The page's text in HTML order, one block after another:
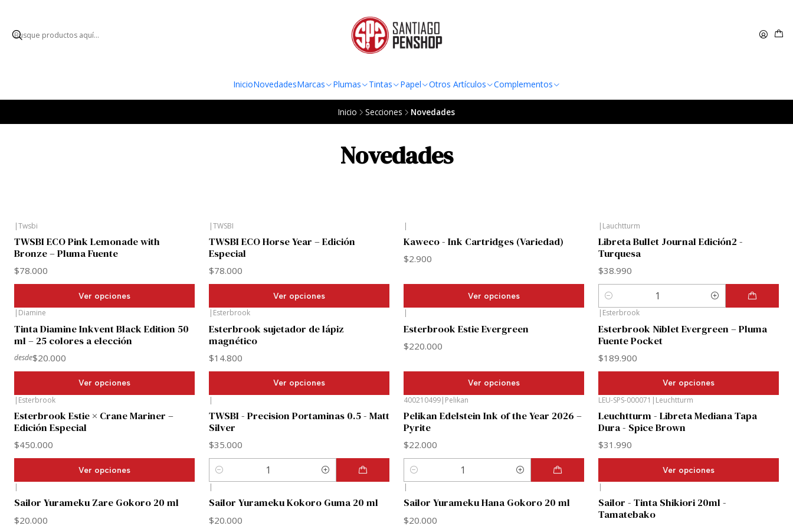
InicioNovedadesMarcas Plumas Tintas Papel Otros Artículos Complementos
Inicio Secciones Novedades
Novedades
|Twsbi
TWSBI ECO Pink Lemonade with
Bronze – Pluma Fuente
$78.000
Ver opciones
|TWSBI
TWSBI ECO Horse Year – Edición
Especial
$78.000
Ver opciones
|
Kaweco - Ink Cartridges (Variedad)
$2.900
Ver opciones
| Lauchtturm
Libreta Bullet Journal Edición2 -
Turquesa
$38.990
Cantidad
| Diamine
Tinta Diamine Inkvent Black Edition 50
ml – 25 colores a elección
desde$20.000
Ver opciones
| Esterbrook
Esterbrook sujetador de lápiz
magnético
$14.800
Ver opciones
|
Esterbrook Estie Evergreen
$220.000
Ver opciones
| Esterbrook
Esterbrook Niblet Evergreen – Pluma
Fuente Pocket
$189.900
Ver opciones
| Esterbrook
Esterbrook Estie × Crane Mariner –
Edición Especial
$450.000
Ver opciones
|
TWSBI - Precision Portaminas 0.5 - Matt
Silver
$35.000
Cantidad
400210499| Pelikan
Pelikan Edelstein Ink of the Year 2026 –
Pyrite
$22.000
Cantidad
LEU-SPS-000071 | Leuchtturm
Leuchtturm - Libreta Mediana Tapa
Dura - Spice Brown
$31.990
Ver opciones
|
Sailor Yurameku Zare Gokoro 20 ml
$20.000
|
Sailor Yurameku Kokoro Guma 20 ml
$20.000
|
Sailor Yurameku Hana Gokoro 20 ml
$20.000
|
Sailor - Tinta Shikiori 20ml -
Tamatebako